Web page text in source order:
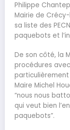
Philippe
Mairie de
sa liste des
paquebots et
De son côté, la
procédures
particulièrement
Maire Michel
“nous nous
qui veut bien
paquebots”.